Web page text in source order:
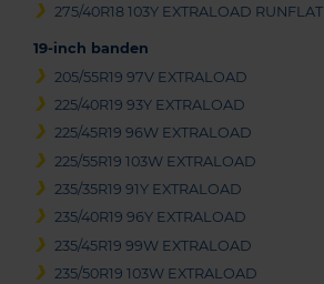
275/40R18 103Y EXTRALOAD RUNFLAT
19-inch banden
205/55R19 97V EXTRALOAD
225/40R19 93Y EXTRALOAD
225/45R19 96W EXTRALOAD
225/55R19 103W EXTRALOAD
235/35R19 91Y EXTRALOAD
235/40R19 96Y EXTRALOAD
235/45R19 99W EXTRALOAD
235/50R19 103W EXTRALOAD